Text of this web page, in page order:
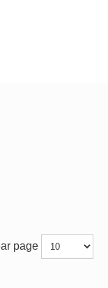
page